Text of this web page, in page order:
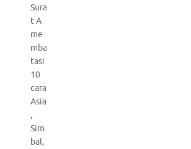
Sura
t A
me
mba
tasi
10
cara
Asia
,
Sim
bal,